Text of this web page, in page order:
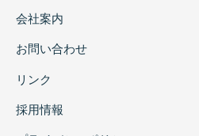
会社案内
お問い合わせ
リンク
採用情報